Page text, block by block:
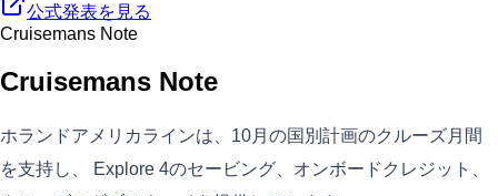
公式発表を見る
Cruisemans Note
Cruisemans Note
ホランドアメリカラインは、10月の国別計画のクルーズ月間
を支持し、 Explore 4のセービング、オンボードクレジット、